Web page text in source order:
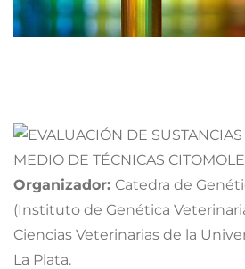
Organizador: Catedra de
(Instituto de Genética
Ciencias Veterinarias de la
La Plata.